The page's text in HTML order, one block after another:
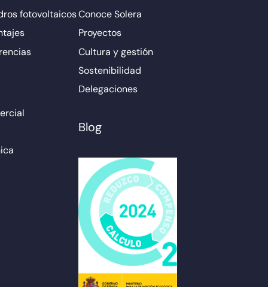
fotovoltaicosConoce Solera
Proyectos
Cultura y gestión
Sostenibilidad
Delegaciones
Blog